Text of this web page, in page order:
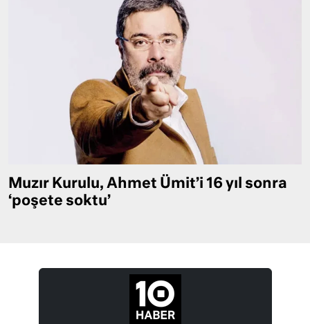
Muzır Kurulu, Ahmet Ümit’i 16 yıl sonra
‘poşete soktu’